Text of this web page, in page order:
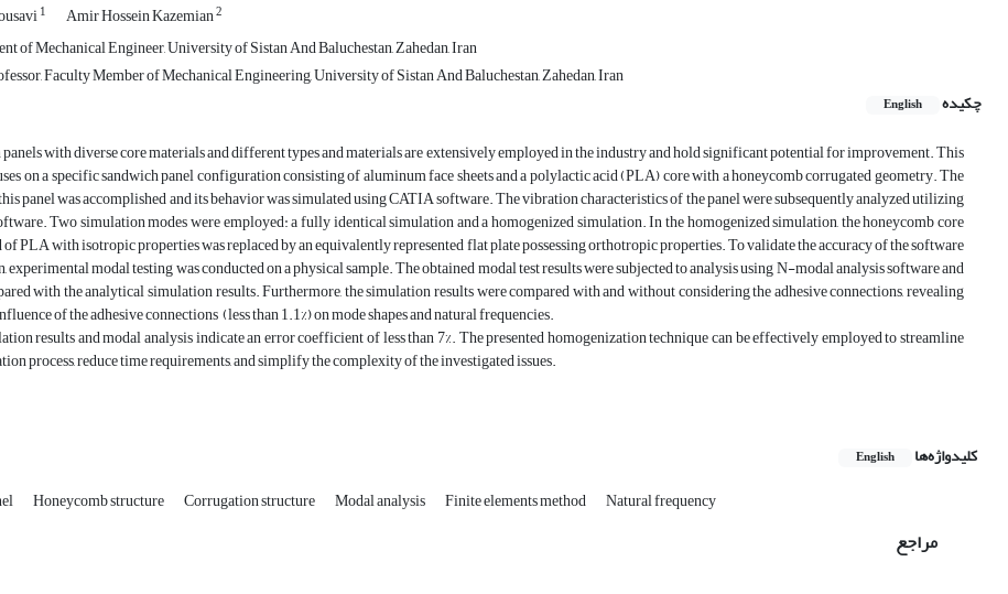
1 Amir Hossein Kazemian2
of Mechanical Engineer, University of Sistan And Baluchestan, Zahedan, Iran
Faculty Member of Mechanical Engineering, University of Sistan And Baluchestan, Zahedan, Iran
چکیده
English
with diverse core materials and different types and materials are extensively employed in the industry and hold significant potential for improvement. This
on a specific sandwich panel configuration consisting of aluminum face sheets and a polylactic acid (PLA) core with a honeycomb corrugated geometry. The
panel was accomplished and its behavior was simulated using CATIA software. The vibration characteristics of the panel were subsequently analyzed utilizing
Two simulation modes were employed: a fully identical simulation and a homogenized simulation. In the homogenized simulation, the honeycomb core
PLA with isotropic properties was replaced by an equivalently represented flat plate possessing orthotropic properties. To validate the accuracy of the software
experimental modal testing was conducted on a physical sample. The obtained modal test results were subjected to analysis using N-modal analysis software and
with the analytical simulation results. Furthermore, the simulation results were compared with and without considering the adhesive connections, revealing
of the adhesive connections (less than 1.1%) on mode shapes and natural frequencies.
results and modal analysis indicate an error coefficient of less than 7%. The presented homogenization technique can be effectively employed to streamline
process, reduce time requirements, and simplify the complexity of the investigated issues.
کلیدواژه‌ها English
Honeycomb structure Corrugation structure Modal analysis Finite elements method Natural frequency
مراجع